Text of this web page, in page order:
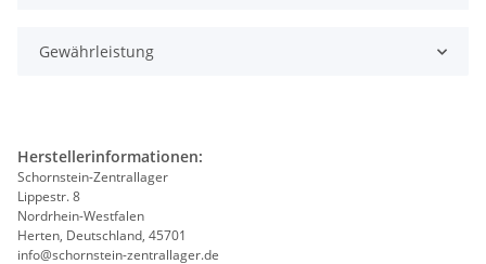
Gewährleistung
Herstellerinformationen:
Schornstein-Zentrallager
Lippestr. 8
Nordrhein-Westfalen
Herten, Deutschland, 45701
info@schornstein-zentrallager.de